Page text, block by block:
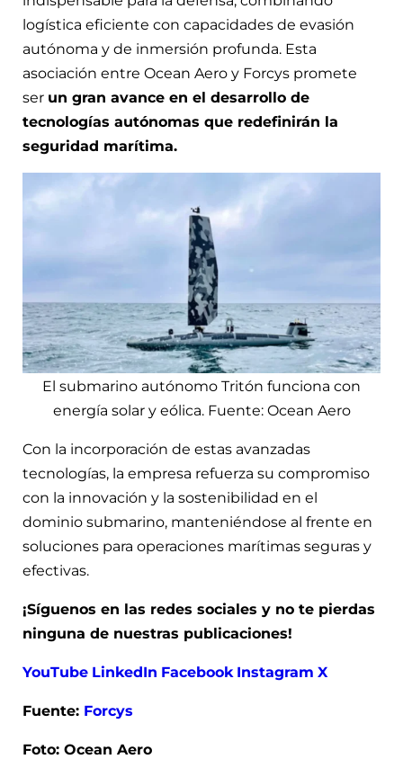
logística eficiente con capacidades de evasión
autónoma y de inmersión profunda. Esta
asociación entre Ocean Aero y Forcys promete
ser un gran avance en el desarrollo de
tecnologías autónomas que redefinirán la
seguridad marítima.
El submarino autónomo Tritón funciona con
energía solar y eólica. Fuente: Ocean Aero
Con la incorporación de estas avanzadas
tecnologías, la empresa refuerza su compromiso
con la innovación y la sostenibilidad en el
dominio submarino, manteniéndose al frente en
soluciones para operaciones marítimas seguras y
efectivas.
¡Síguenos en las redes sociales y no te pierdas
ninguna de nuestras publicaciones!
YouTube LinkedIn Facebook Instagram X
Fuente: Forcys
Foto: Ocean Aero